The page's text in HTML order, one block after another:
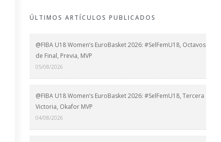
ÚLTIMOS ARTÍCULOS PUBLICADOS
@FIBA U18 Women’s EuroBasket 2026: #SelFemU18, Octavos
de Final, Previa, MVP
05/08/2026
@FIBA U18 Women’s EuroBasket 2026: #SelFemU18, Tercera
Victoria, Okafor MVP
04/08/2026